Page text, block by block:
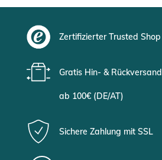
Zertifizierter Trusted Shop
Gratis Hin- & Rückversand
ab 100€ (DE/AT)
Sichere Zahlung mit SSL